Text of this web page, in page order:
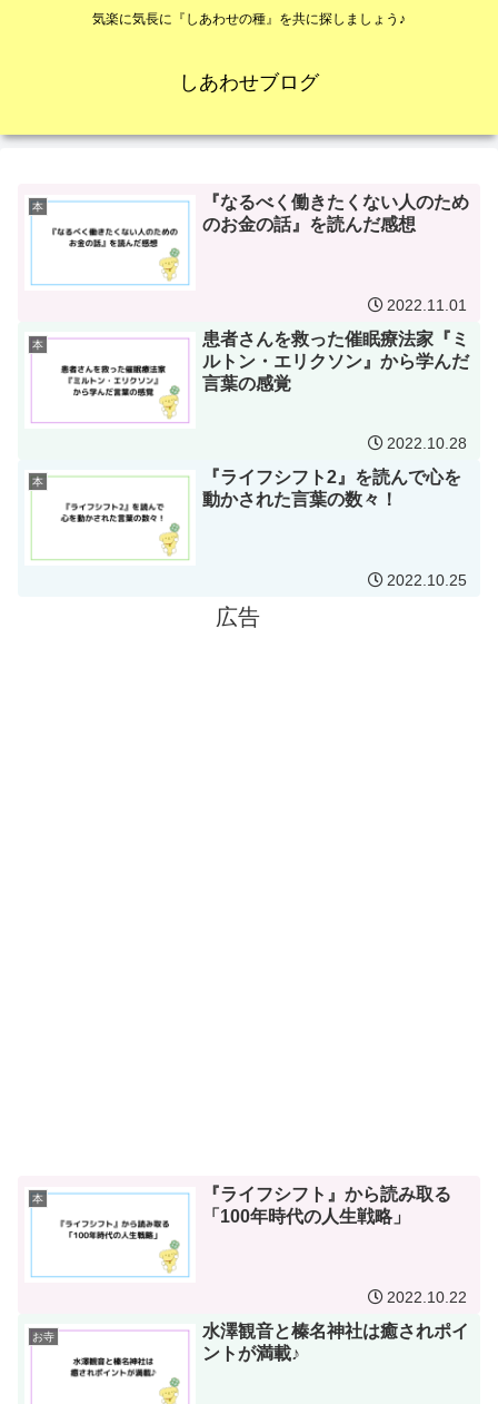
気楽に気長に『しあわせの種』を共に探しましょう♪
しあわせブログ
本
『なるべく働きたくない人のため
のお金の話』を読んだ感想
2022.11.01
本
患者さんを救った催眠療法家『ミ
ルトン・エリクソン』から学んだ
言葉の感覚
2022.10.28
本
『ライフシフト2』を読んで心を
動かされた言葉の数々！
2022.10.25
広告
本
『ライフシフト』から読み取る
「100年時代の人生戦略」
2022.10.22
お寺
水澤観音と榛名神社は癒されポイ
ントが満載♪